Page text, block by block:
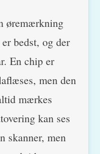
øremærkning
bedst, og der
En chip er
men den
mærkes
kan ses
skanner, men